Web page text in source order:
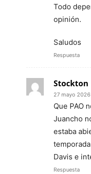
Todo
opinión.
Saludos
Respuesta
Stockton
27 mayo 2026
Que PAO
Juancho
estaba
Davis e
Respuesta